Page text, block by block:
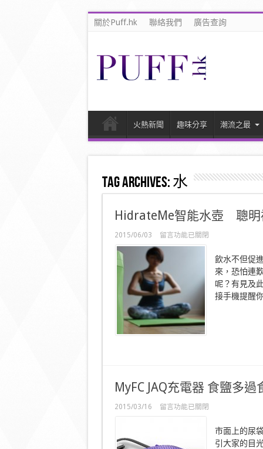
關於Puff.hk 聯絡我們 廣告查詢
火熱新聞 趣味分享 潮流之最
Tag Archives:水
HidrateMe智能水壺 聰明
2015/06/03
在
〈HidrateMe
智
能
水
壺
聰
明
補
水〉
中
留言功能已關閉
飲水不但促
來，恐怕連
呢？有見及
接手機提醒
MyFC JAQ充電器 食鹽多過
2015/03/16
在
電
留言功能已關閉
市面上的尿
引大家的目